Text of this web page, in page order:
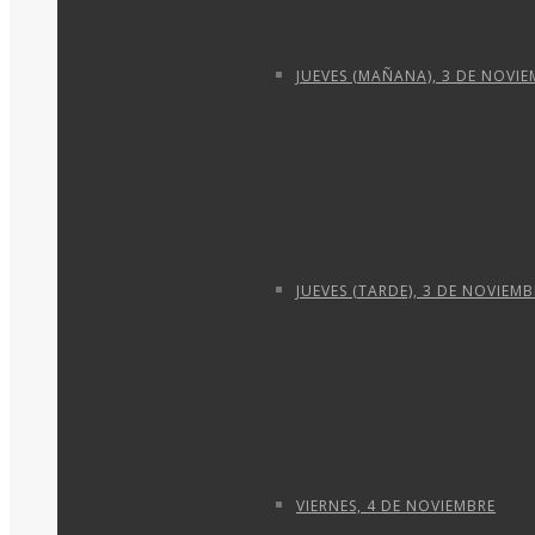
JUEVES (MAÑANA), 3 DE
JUEVES (TARDE), 3 DE
VIERNES, 4 DE NOVIEMBRE